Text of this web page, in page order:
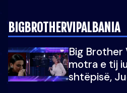
BIGBROTHERVIPALBANIA
Big Brother
motra e tij
shtëpisë,